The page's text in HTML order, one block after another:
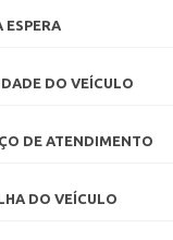
ESPERA
DO VEÍCULO
DE ATENDIMENTO
DO VEÍCULO